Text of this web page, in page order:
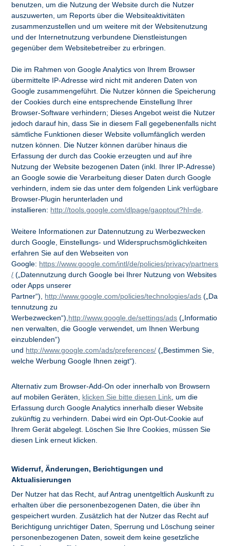
benutzen, um die Nutzung der Website durch die Nutzer
auszuwerten, um Reports über die Websiteaktivitäten
zusammenzustellen und um weitere mit der Websitenutzung
und der Internetnutzung verbundene Dienstleistungen
gegenüber dem Websitebetreiber zu erbringen.
Die im Rahmen von Google Analytics von Ihrem Browser
übermittelte IP-Adresse wird nicht mit anderen Daten von
Google zusammengeführt. Die Nutzer können die Speicherung
der Cookies durch eine entsprechende Einstellung Ihrer
Browser-Software verhindern; Dieses Angebot weist die Nutzer
jedoch darauf hin, dass Sie in diesem Fall gegebenenfalls nicht
sämtliche Funktionen dieser Website vollumfänglich werden
nutzen können. Die Nutzer können darüber hinaus die
Erfassung der durch das Cookie erzeugten und auf ihre
Nutzung der Website bezogenen Daten (inkl. Ihrer IP-Adresse)
an Google sowie die Verarbeitung dieser Daten durch Google
verhindern, indem sie das unter dem folgenden Link verfügbare
Browser-Plugin herunterladen und
installieren: http://tools.google.com/dlpage/gaoptout?hl=de
Weitere Informationen zur Datennutzung zu Werbezwecken
durch Google, Einstellungs- und Widerspruchsmöglichkeiten
erfahren Sie auf den Webseiten von
Google: https://www.google.com/intl/de/policies/privacy/partners
/ („Datennutzung durch Google bei Ihrer Nutzung von Websites
oder Apps unserer
Partner“), http://www.google.com/policies/technologies/ads („Da
tennutzung zu
Werbezwecken“), http://www.google.de/settings/ads („Informatio
nen verwalten, die Google verwendet, um Ihnen Werbung
einzublenden“)
und http://www.google.com/ads/preferences/ („Bestimmen Sie,
welche Werbung Google Ihnen zeigt“).
Alternativ zum Browser-Add-On oder innerhalb von Browsern
auf mobilen Geräten, klicken Sie bitte diesen Link , um die
Erfassung durch Google Analytics innerhalb dieser Website
zukünftig zu verhindern. Dabei wird ein Opt-Out-Cookie auf
Ihrem Gerät abgelegt. Löschen Sie Ihre Cookies, müssen Sie
diesen Link erneut klicken.
Widerruf, Änderungen, Berichtigungen und
Aktualisierungen
Der Nutzer hat das Recht, auf Antrag unentgeltlich Auskunft zu
erhalten über die personenbezogenen Daten, die über ihn
gespeichert wurden. Zusätzlich hat der Nutzer das Recht auf
Berichtigung unrichtiger Daten, Sperrung und Löschung seiner
personenbezogenen Daten, soweit dem keine gesetzliche